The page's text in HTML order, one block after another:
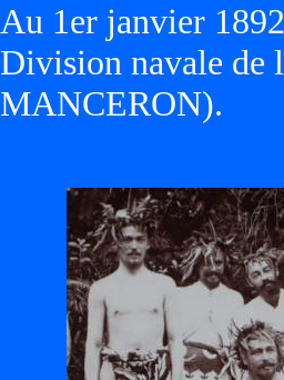
Au 1er janvier
Division navale de
MANCERON).